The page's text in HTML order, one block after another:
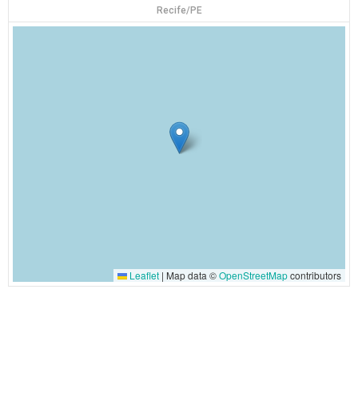
Recife/PE
Leaflet | Map data ©OpenStreetMapcontributors